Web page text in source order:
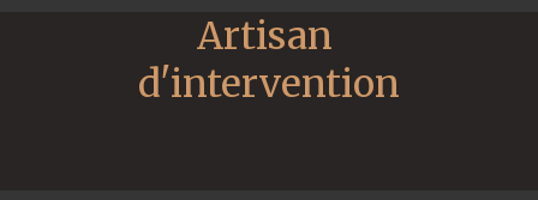
Artisan
d'intervention